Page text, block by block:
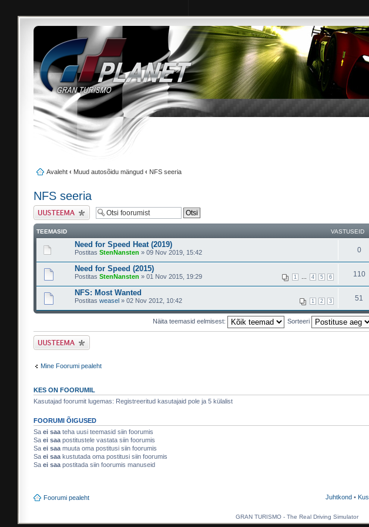
Avaleht ‹ Muud autosõidu mängud ‹ NFS seeria
NFS seeria
Tee uus teema
TEEMASID VASTUSEID
Need for Speed Heat (2019)
Postitas StenNansten » 09 Nov 2019, 15:42 0
Need for Speed (2015)
1 4 5 6
Postitas StenNansten » 01 Nov 2015, 19:29 110
NFS: Most Wanted
1 2 3
Postitas weasel » 02 Nov 2012, 10:42 51
Näita teemasid eelmisest: Sorteeri
Tee uus teema
Mine Foorumi pealeht
KES ON FOORUMIL
Kasutajad foorumit lugemas: Registreeritud kasutajaid pole ja 5 külalist
FOORUMI ÕIGUSED
Sa ei saa teha uusi teemasid siin foorumis
Sa ei saa postitustele vastata siin foorumis
Sa ei saa muuta oma postitusi siin foorumis
Sa ei saa kustutada oma postitusi siin foorumis
Sa ei saa postitada siin foorumis manuseid
Foorumi pealeht Juhtkond •
GRAN TURISMO - The Real Driving Simulator